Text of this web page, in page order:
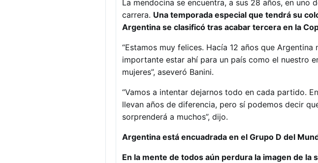
La mendocina se encuentra, a sus 28 años, en uno
carrera. Una temporada especial que tendrá su
Argentina se clasificó tras acabar tercera en la
“Estamos muy felices. Hacía 12 años que
importante estar ahí para un país como el nuestro
mujeres”, aseveró Banini.
“Vamos a intentar dejarnos todo en cada partido.
llevan años de diferencia, pero sí podemos decir
sorprenderá a muchos”, dijo.
Argentina está encuadrada en el Grupo D del
En la mente de todos aún perdura la imagen de